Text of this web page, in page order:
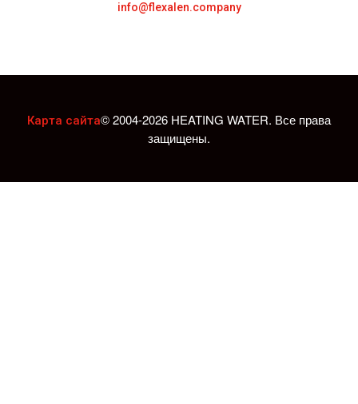
info@flexalen.company
Карта сайта© 2004-2026 HEATING WATER. Все права
защищены.